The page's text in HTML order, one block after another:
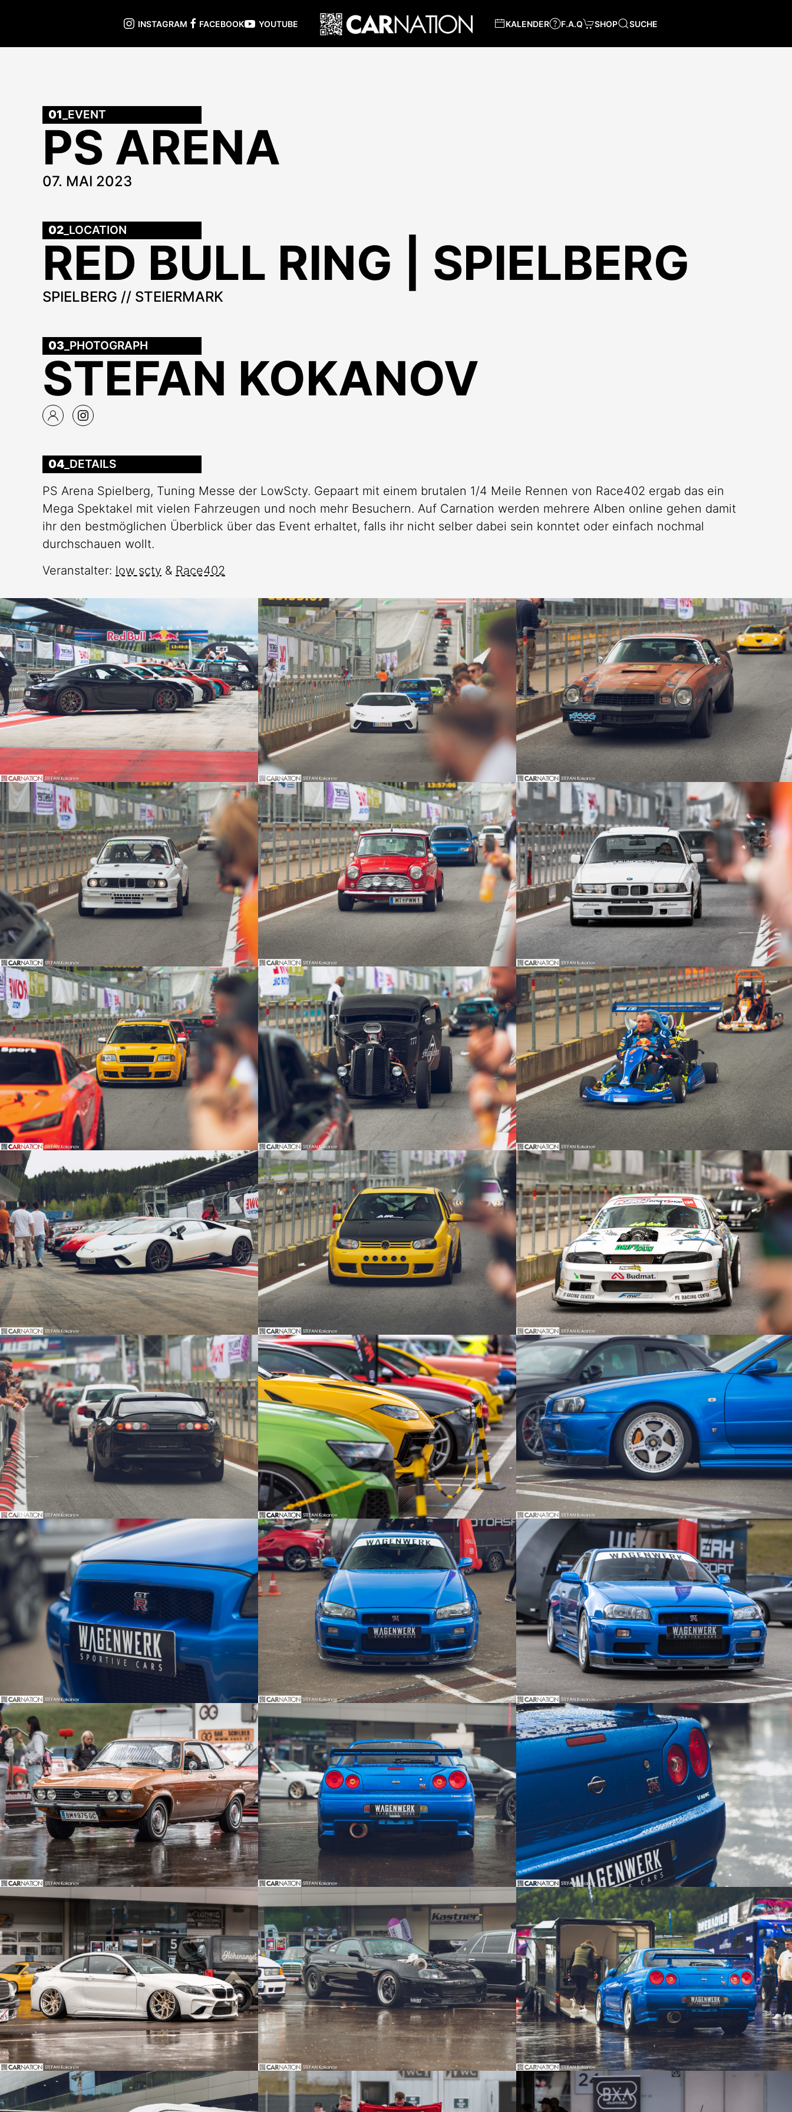
INSTAGRAM FACEBOOK YOUTUBE KALENDER F.A.Q SHOP SUCHE
01 _EVENT
PS ARENA
07. MAI 2023
02 _LOCATION
RED BULL RING | SPIELBERG
SPIELBERG // STEIERMARK
03 _PHOTOGRAPH
STEFAN KOKANOV
04 _DETAILS
PS Arena Spielberg, Tuning Messe der LowScty. Gepaart mit einem brutalen 1/4 Meile Rennen von Race402 ergab das ein
Mega Spektakel mit vielen Fahrzeugen und noch mehr Besuchern. Auf Carnation werden mehrere Alben online gehen damit
ihr den bestmöglichen Überblick über das Event erhaltet, falls ihr nicht selber dabei sein konntet oder einfach nochmal
durchschauen wollt.
Veranstalter: low scty & Race402